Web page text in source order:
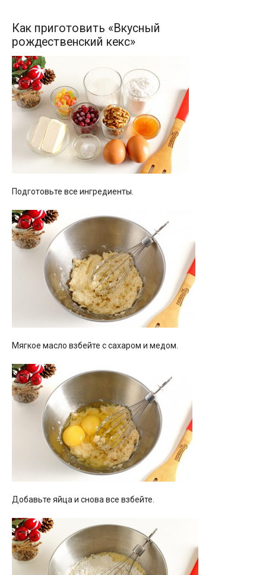
Как приготовить «Вкусный
рождественский кекс»
Подготовьте все ингредиенты.
Мягкое масло взбейте с сахаром и медом.
Добавьте яйца и снова все взбейте.